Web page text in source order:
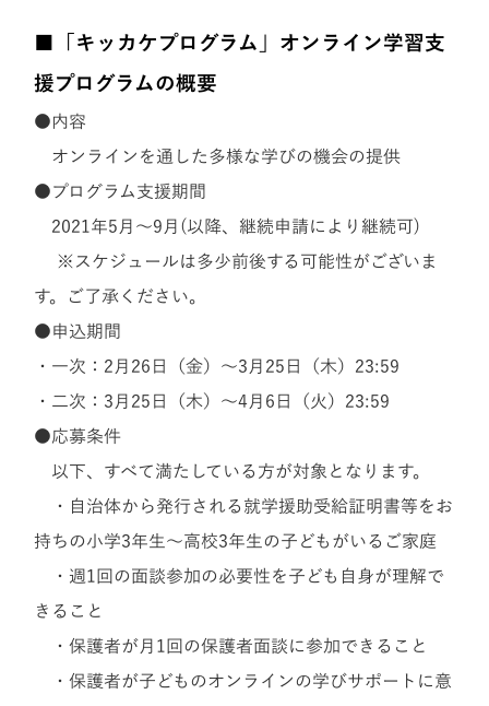
■「キッカケプログラム」オンライン学習支
援プログラムの概要
●内容
オンラインを通した多様な学びの機会の提供
●プログラム支援期間
2021年5月～9月(以降、継続申請により継続可)
※スケジュールは多少前後する可能性がございま
す。ご了承ください。
●申込期間
・一次：2月26日（金）～3月25日（木）23:59
・二次：3月25日（木）～4月6日（火）23:59
●応募条件
以下、すべて満たしている方が対象となります。
・ 自治体から発行される就学援助受給証明書等をお
持ちの小学3年生〜高校3年生の子どもがいるご家庭
・週1回の面談参加の必要性を子ども自身が理解で
きること
・保護者が月1回の保護者面談に参加できること
・保護者が子どものオンラインの学びサポートに意